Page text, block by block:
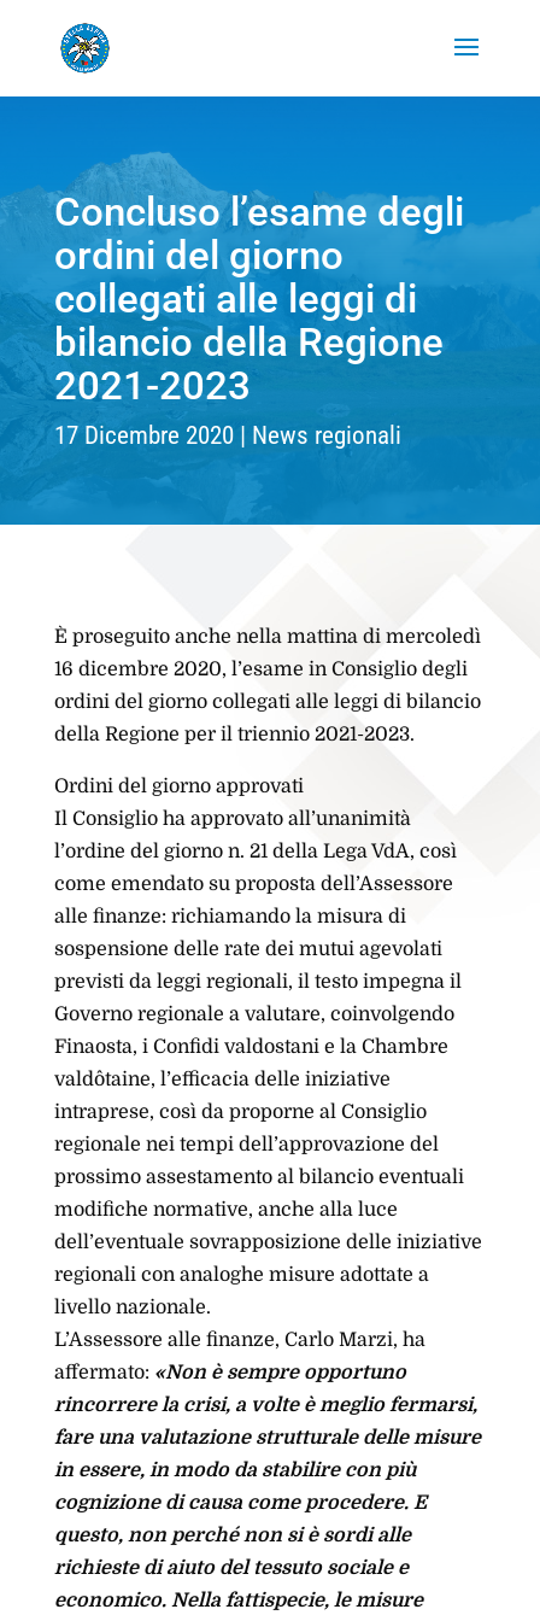
Concluso l’esame degli
ordini del giorno
collegati alle leggi di
bilancio della Regione
2021-2023
17 Dicembre 2020 News regionali
È proseguito anche nella mattina di mercoledì
16 dicembre 2020, l’esame in Consiglio degli
ordini del giorno collegati alle leggi di bilancio
della Regione per il triennio 2021-2023.
Ordini del giorno approvati
Il Consiglio ha approvato all’unanimità
l’ordine del giorno n. 21 della Lega VdA, così
come emendato su proposta dell’Assessore
alle finanze: richiamando la misura di
sospensione delle rate dei mutui agevolati
previsti da leggi regionali, il testo impegna il
Governo regionale a valutare, coinvolgendo
Finaosta, i Confidi valdostani e la Chambre
valdôtaine, l’efficacia delle iniziative
intraprese, così da proporne al Consiglio
regionale nei tempi dell’approvazione del
prossimo assestamento al bilancio eventuali
modifiche normative, anche alla luce
dell’eventuale sovrapposizione delle iniziative
regionali con analoghe misure adottate a
livello nazionale.
L’Assessore alle finanze, Carlo Marzi, ha
affermato: «Non è sempre opportuno
rincorrere la crisi, a volte è meglio fermarsi,
fare una valutazione strutturale delle misure
in essere, in modo da stabilire con più
cognizione di causa come procedere. E
questo, non perché non si è sordi alle
richieste di aiuto del tessuto sociale e
economico. Nella fattispecie, le misure